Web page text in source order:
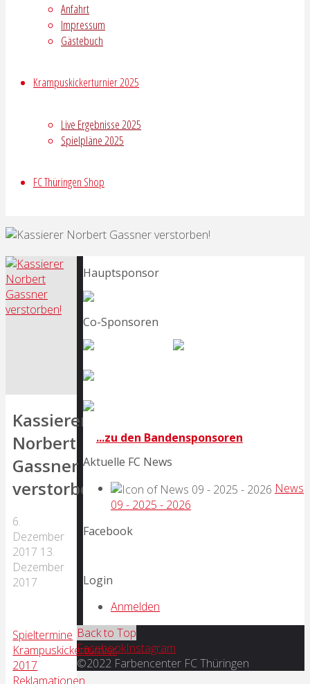
Anfahrt
Impressum
Gästebuch
Krampuskickerturnier 2025
Live Ergebnisse 2025
Spielpläne 2025
FC Thüringen Shop
Kassierer
Norbert
Gassner
verstorben!
6.
Dezember
2017 13.
Dezember
2017
Spieltermine
Krampuskickerturnier
2017
Reklamationen
Hauptsponsor
Co-Sponsoren
...zu den Bandensponsoren
Aktuelle FC News
News
09 - 2025 - 2026
Facebook
Login
Anmelden
Back to Top
FacebookInstagram
©2022 Farbencenter FC Thüringen